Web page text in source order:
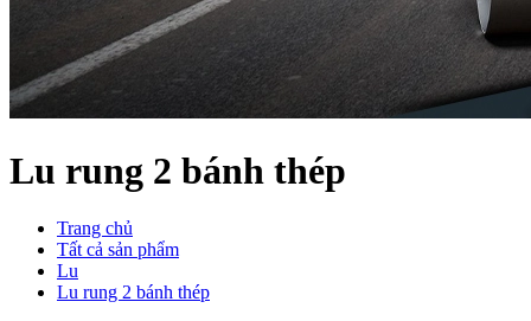
Lu rung 2 bánh thép
Trang chủ
Tất cả sản phẩm
Lu
Lu rung 2 bánh thép